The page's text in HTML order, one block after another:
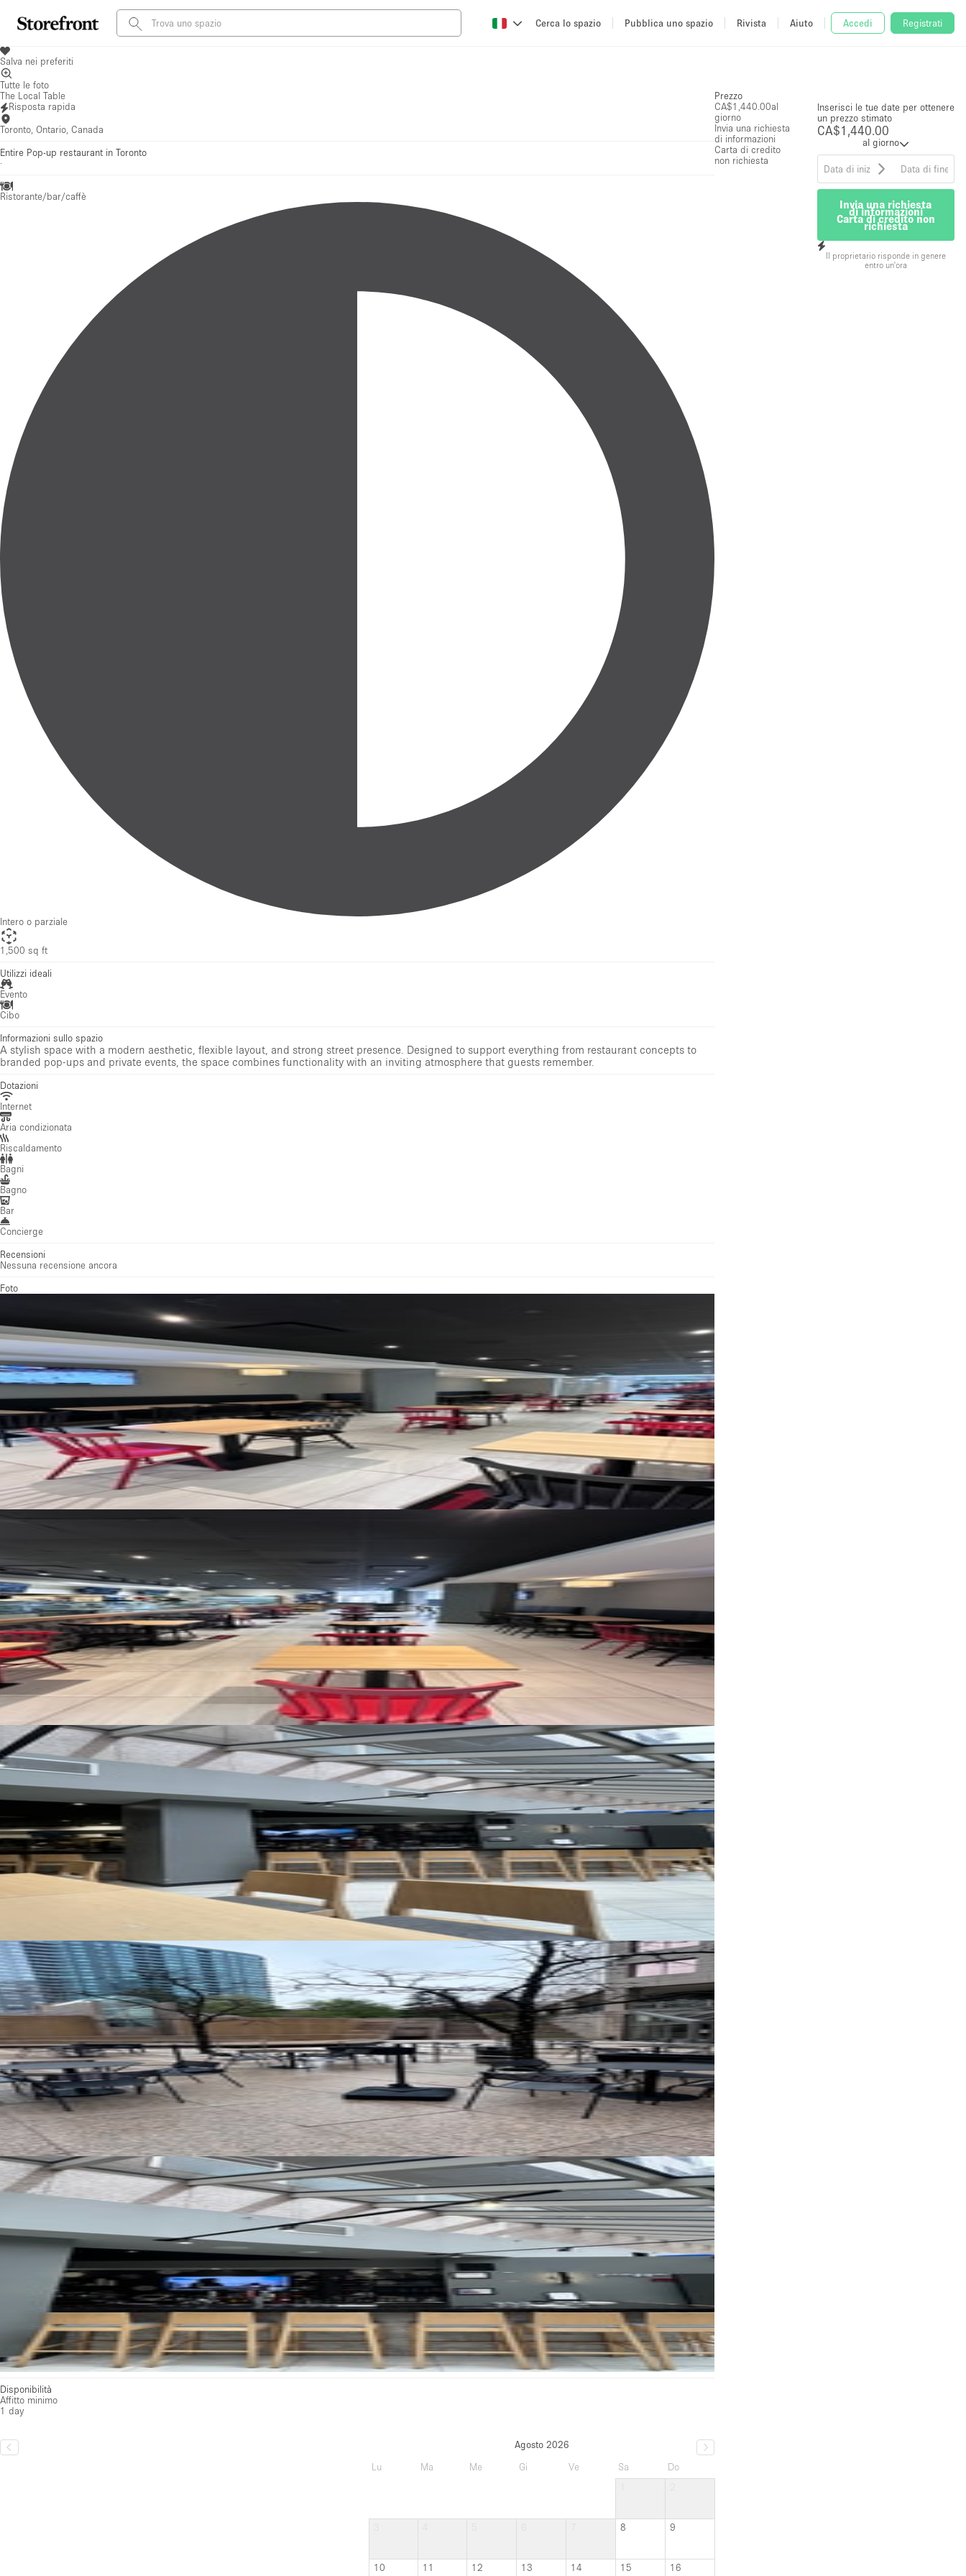
Cerca lo spazio Pubblica uno spazio Rivista Aiuto Accedi Registrati
Salva nei preferiti
Tutte le foto
Inserisci le tue date per ottenere
un prezzo stimato
CA$1,440.00
al giorno
Invia una richiesta
di informazioni
Carta di credito non
richiesta
Il proprietario risponde in genere
entro un'ora
Prezzo
CA$1,440.00al
giorno
Invia una richiesta
di informazioni
Carta di credito
non richiesta
The Local Table
Risposta rapida
Toronto, Ontario, Canada
Entire Pop-up restaurant in Toronto
·
Ristorante/bar/caffè
Intero o parziale
1,500 sq ft
Utilizzi ideali
Evento
Cibo
Informazioni sullo spazio
A stylish space with a modern aesthetic, flexible layout, and strong street presence. Designed to support everything from restaurant concepts to
branded pop-ups and private events, the space combines functionality with an inviting atmosphere that guests remember.
Dotazioni
Internet
Aria condizionata
Riscaldamento
Bagni
Bagno
Bar
Concierge
Recensioni
Nessuna recensione ancora
Foto
Disponibilità
Affitto minimo
1 day
Agosto 2026
Lu
Ma Me Gi Ve Sa
Do
8 9
10 11 12 13 14 15 16